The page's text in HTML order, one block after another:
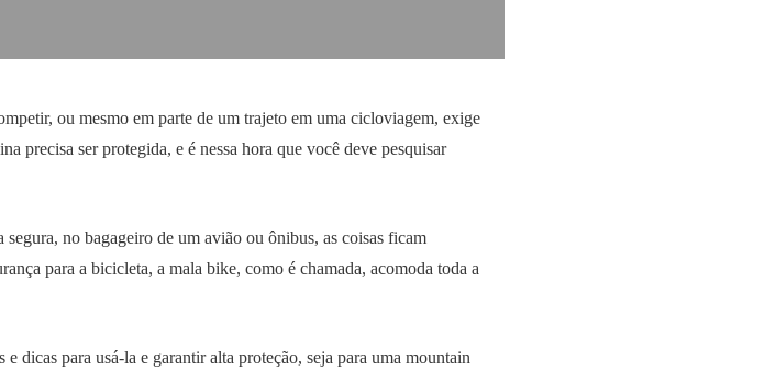
ou mesmo em parte de um trajeto em uma cicloviagem, exige
precisa ser protegida, e é nessa hora que você deve pesquisar
no bagageiro de um avião ou ônibus, as coisas ficam
para a bicicleta, a mala bike, como é chamada, acomoda toda a
dicas para usá-la e garantir alta proteção, seja para uma mountain